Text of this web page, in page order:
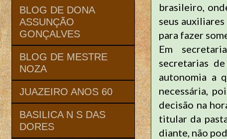
brasileiro,
seus
para fazer
Em
secretarias
autonomia a
necessária,
decisão na
titular da
diante, não
BLOG DE DONA
ASSUNÇÃO
GONÇALVES
BLOG DE MESTRE
NOZA
JUAZEIRO ANOS 60
BASILICA N S DAS
DORES